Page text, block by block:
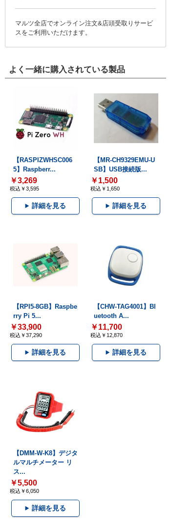
マルツ全店でオンライン注文&店頭受取りサービ
スをご利用いただけます。
よく一緒に購入されている製品
【RASPIZWHSC006
5】Raspberr...
￥3,269
税込￥3,595
詳細を見る
【MR-CH9329EMU-U
SB】USB接続版...
￥1,500
税込￥1,650
詳細を見る
【RPI5-8GB】Raspbe
rry Pi 5...
￥33,900
税込￥37,290
詳細を見る
【CHW-TAG4001】Bl
uetooth A...
￥11,700
税込￥12,870
詳細を見る
【DMM-W-K8】デジタ
ルマルチメーター リ
ス...
￥5,500
税込￥6,050
詳細を見る